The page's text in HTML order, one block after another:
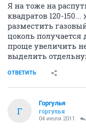
Я на тоже на
квадратов 120-
разместить
цоколь получается
проще увеличить
выделить
ОТВЕТИТЬ
Г
Горгулья
горгулья
04 июля 2011